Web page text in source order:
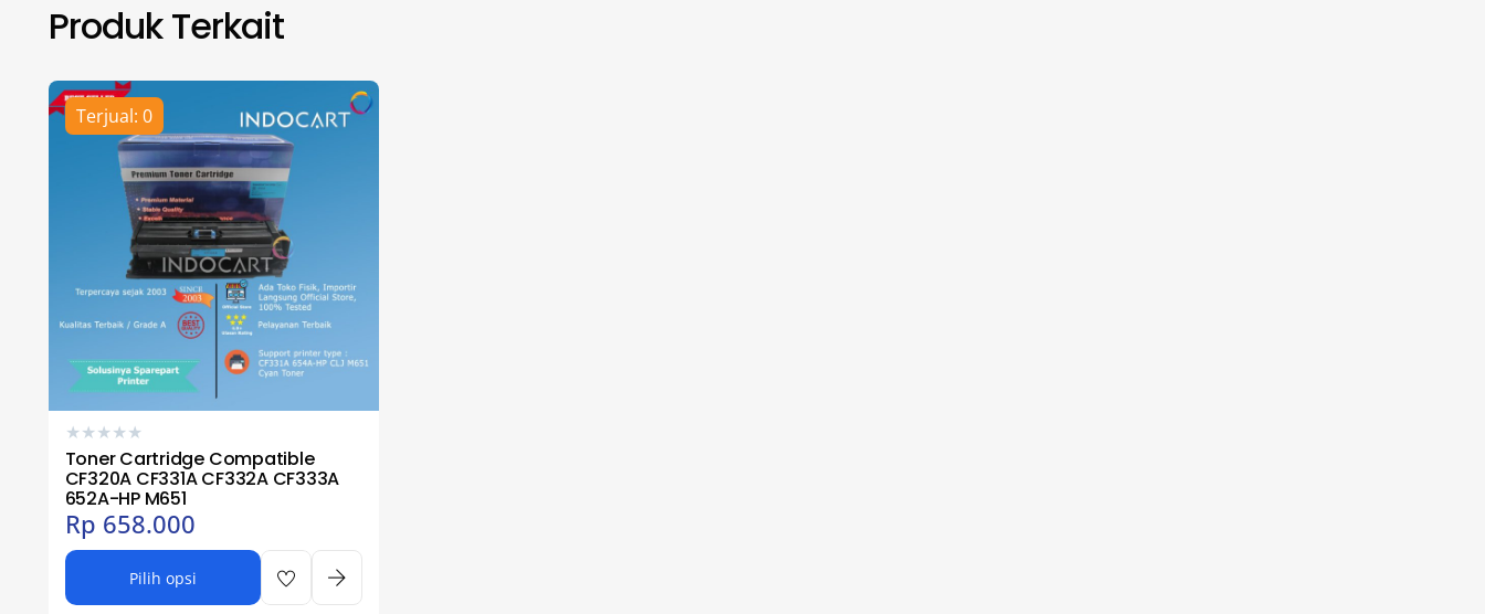
Produk Terkait
Terjual: 0
★★★★★
Toner Cartridge Compatible
CF320A CF331A CF332A CF333A
652A-HP M651
Rp 658.000
Pilih opsi